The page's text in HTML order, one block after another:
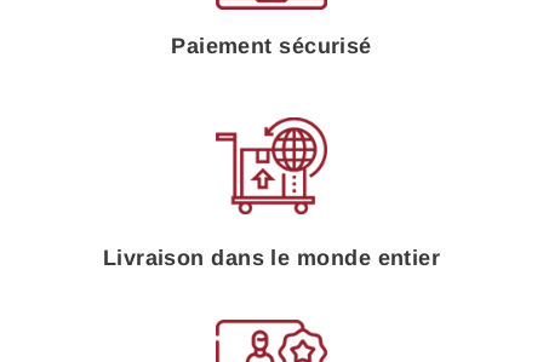
Paiement sécurisé
Livraison dans le monde entier